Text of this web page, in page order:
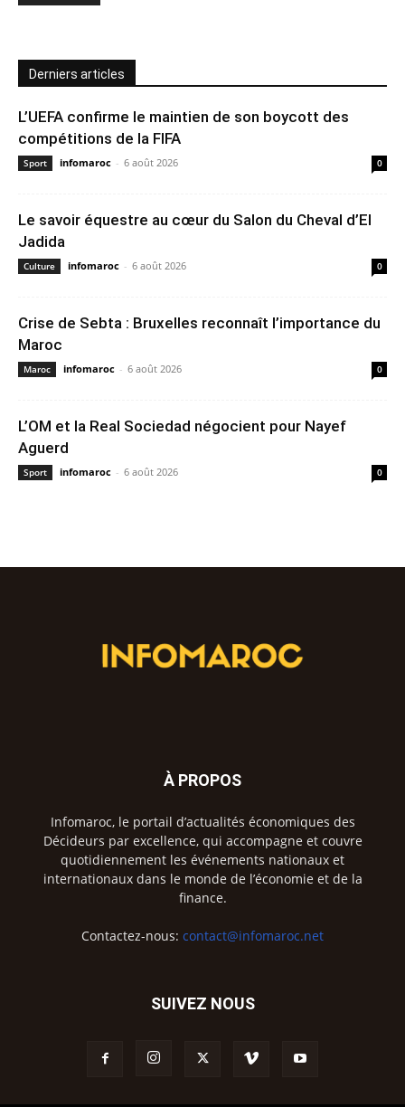
Derniers articles
L’UEFA confirme le maintien de son boycott des
compétitions de la FIFA
Sport infomaroc - 6 août 2026 0
Le savoir équestre au cœur du Salon du Cheval d’El
Jadida
Culture infomaroc - 6 août 2026 0
Crise de Sebta : Bruxelles reconnaît l’importance du
Maroc
Maroc infomaroc - 6 août 2026 0
L’OM et la Real Sociedad négocient pour Nayef
Aguerd
Sport infomaroc - 6 août 2026 0
À PROPOS
Infomaroc, le portail d’actualités économiques des
Décideurs par excellence, qui accompagne et couvre
quotidiennement les événements nationaux et
internationaux dans le monde de l’économie et de la
finance.
Contactez-nous: contact@infomaroc.net
SUIVEZ NOUS